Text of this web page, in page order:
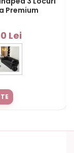
Premium
Lei